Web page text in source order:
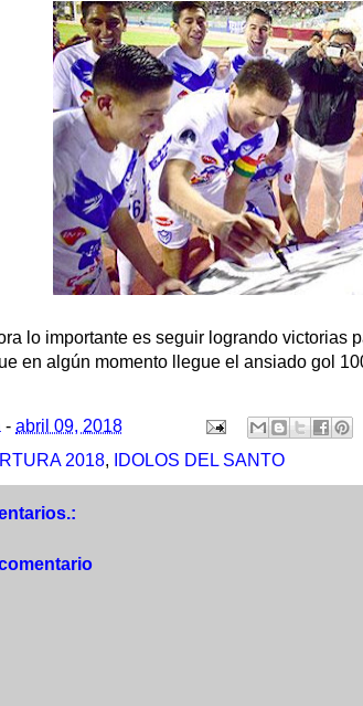
lo importante es seguir logrando victorias
en algún momento llegue el ansiado gol
- abril 09, 2018
2018, IDOLOS DEL SANTO